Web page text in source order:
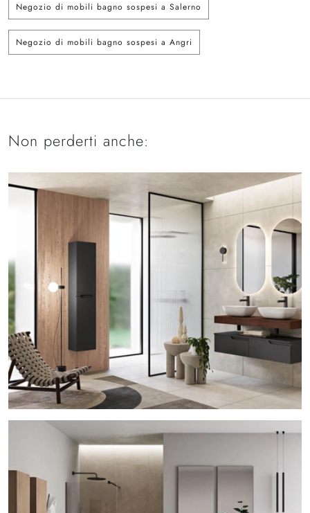
Negozio di mobili bagno sospesi a Salerno
Negozio di mobili bagno sospesi a Angri
Non perderti anche: